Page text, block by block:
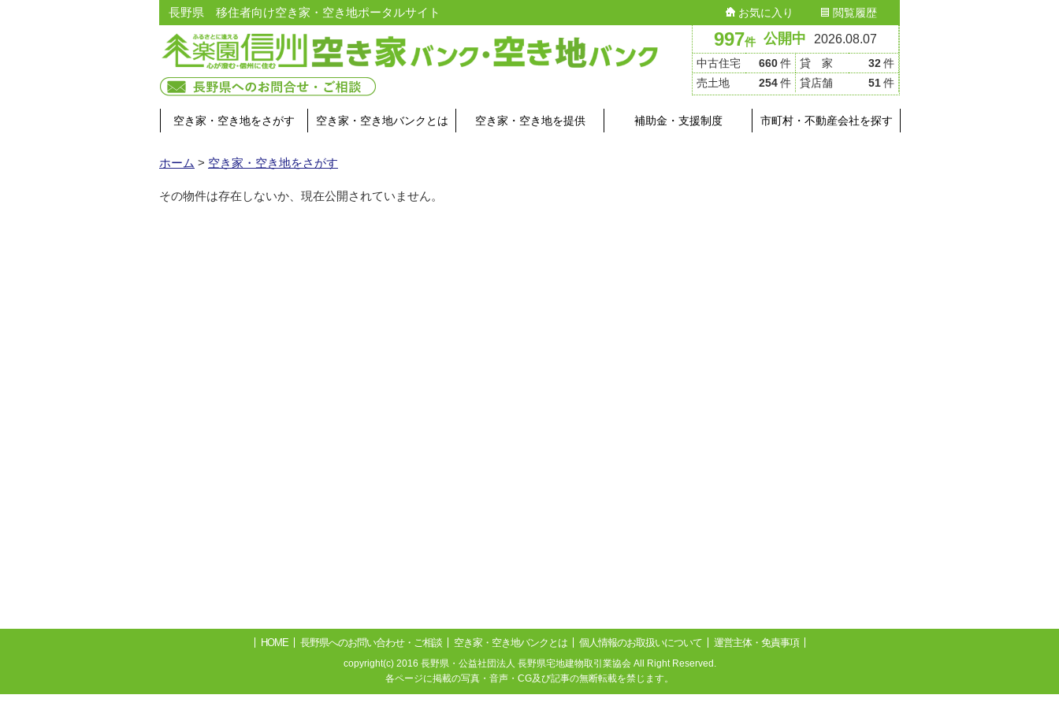
997件 公開中 2026.08.07
中古住宅 660件 貸 家 32件
売土地
254件 貸店舗 51件
長野県 移住者向け空き家・空き地ポータルサイト お気に入り 閲覧履歴
空き家・空き地をさがす 空き家・空き地バンクとは 空き家・空き地を提供 補助金・支援制度 市町村・不動産会社を探す
ホーム > 空き家・空き地をさがす
その物件は存在しないか、現在公開されていません。
HOME 長野県へのお問い合わせ・ご相談 空き家・空き地バンクとは 個人情報のお取扱いについて 運営主体・免責事項
copyright(c) 2016 長野県・公益社団法人 長野県宅地建物取引業協会 All Right Reserved.
各ページに掲載の写真・音声・CG及び記事の無断転載を禁じます。